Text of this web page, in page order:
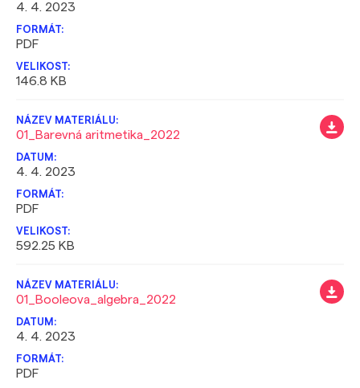
4. 4. 2023
PDF
146.8 KB
01_Barevná aritmetika_2022
4. 4. 2023
PDF
592.25 KB
01_Booleova_algebra_2022
4. 4. 2023
PDF